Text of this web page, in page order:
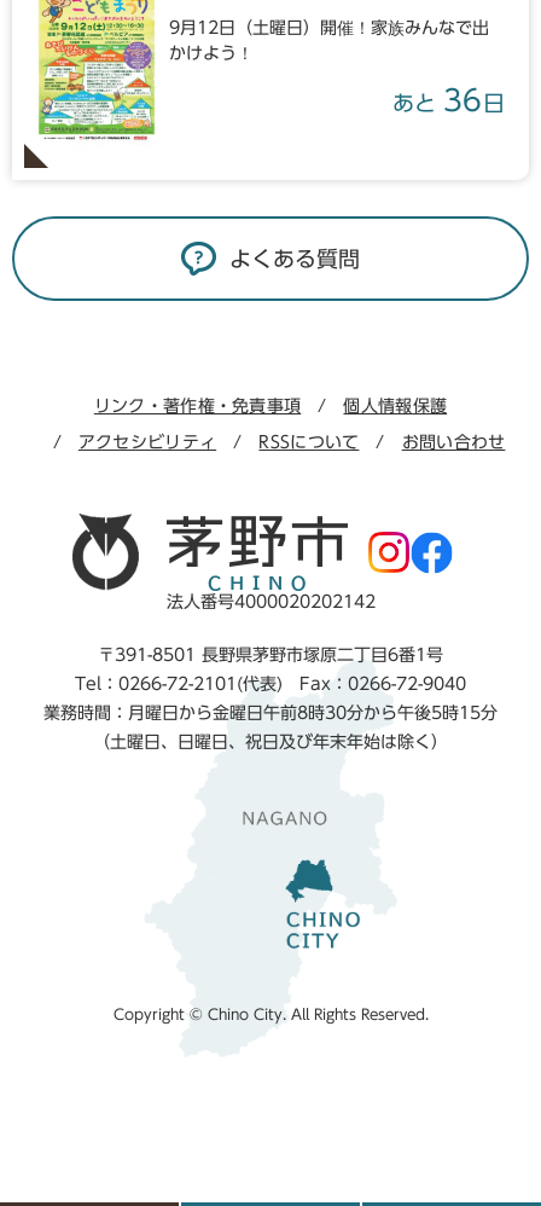
9月12日（土曜日）開催！家族みんなで出
かけよう！
あと 36 日
よくある質問
リンク・著作権・免責事項 個人情報保護
アクセシビリティ RSSについて お問い合わせ
法人番号4000020202142
〒391-8501 長野県茅野市塚原二丁目6番1号
Tel：0266-72-2101(代表) Fax：0266-72-9040
業務時間：月曜日から金曜日午前8時30分から午後5時15分
（土曜日、日曜日、祝日及び年末年始は除く）
Copyright © Chino City. All Rights Reserved.